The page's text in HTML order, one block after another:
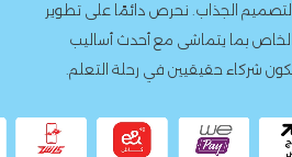
الجذاب. نحرص دائمًا على تطوير
الخاص بما يتماشى مع أحدث أساليب
لنكون شركاء حقيقيين في رحلة التعلم.